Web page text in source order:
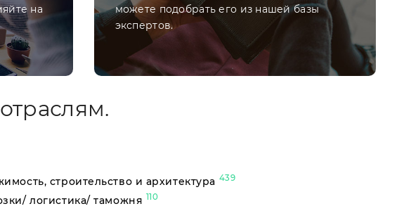
на
можете подобрать его из нашей базы
экспертов.
строительство и архитектура 439
логистика/ таможня 110